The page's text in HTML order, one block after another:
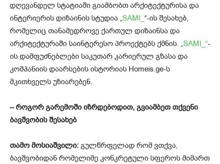
დღევანდელ სტატიაში გიამბობთ არქიტექტურისა და
ინტერიერის დიზაინის სტუდია „SAMI_ “-ის შესახებ,
რომელიც თანამედროვე ქართულ დიზაინსა და
არქიტექტურაში საინტერესო პროექტებს ქმნის. „SAMI_“-
ის დამფუძნებლები საკუთარ კარიერულ გზასა და
კომპანიის დაარსების ისტორიას Homeis.ge-ს
მკითხველს უზიარებენ.
– როგორ გარემოში იზრდებოდით, გვიამბეთ თქვენი
ბავშვობის შესახებ
თამო მოსიაშვილი: გულწრფელად რომ ვთქვა,
ბავშვობიდან რომელიმე კონკრეტული სფეროს მიმართ